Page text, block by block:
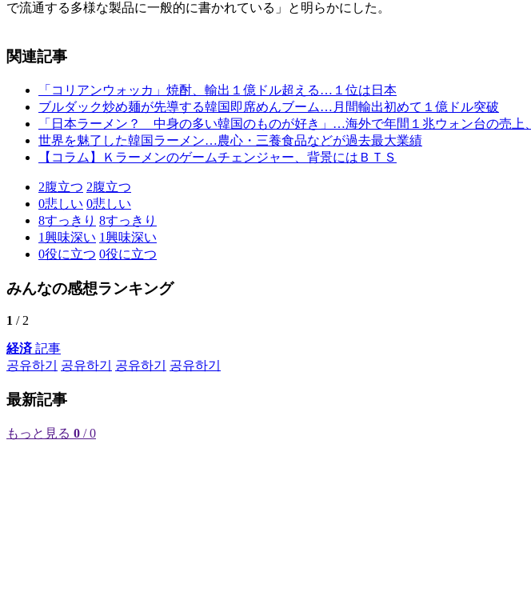
で流通する多様な製品に一般的に書かれている」と明らかにした。
関連記事
「コリアンウォッカ」焼酎、輸出１億ドル超える…１位は日本
ブルダック炒め麺が先導する韓国即席めんブーム…月間輸出初めて１億ドル突破
「日本ラーメン？ 中身の多い韓国のものが好き」…海外で年間１兆ウォン台の売上
世界を魅了した韓国ラーメン…農心・三養食品などが過去最大業績
【コラム】Ｋラーメンのゲームチェンジャー、背景にはＢＴＳ
2腹立つ 2腹立つ
0悲しい 0悲しい
8すっきり 8すっきり
1興味深い 1興味深い
0役に立つ 0役に立つ
みんなの感想ランキング
1 / 2
経済記事
공유하기
공유하기 공유하기 공유하기
最新記事
もっと見る 0 / 0